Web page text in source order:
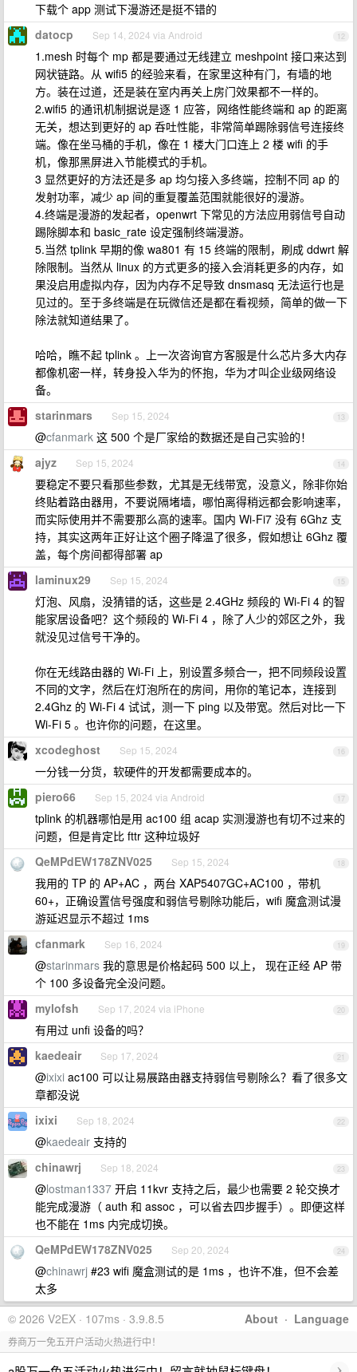
下载个 app 测试下漫游还是挺不错的
12
datocp Sep 14, 2024 via Android
1.mesh 时每个 mp 都是要通过无线建立 meshpoint 接口来达到
网状链路。从 wifi5 的经验来看，在家里这种有门，有墙的地
方。装在过道，还是装在室内再关上房门效果都不一样的。
2.wifi5 的通讯机制据说是逐 1 应答，网络性能终端和 ap 的距离
无关，想达到更好的 ap 呑吐性能，非常简单踢除弱信号连接终
端。像在坐马桶的手机，像在 1 楼大门口连上 2 楼 wifi 的手
机，像那黑屏进入节能模式的手机。
3 显然更好的方法还是多 ap 均匀接入多终端，控制不同 ap 的
发射功率，减少 ap 间的重复覆盖范围就能很好的漫游。
4.终端是漫游的发起者，openwrt 下常见的方法应用弱信号自动
踢除脚本和 basic_rate 设定强制终端漫游。
5.当然 tplink 早期的像 wa801 有 15 终端的限制，刷成 ddwrt 解
除限制。当然从 linux 的方式更多的接入会消耗更多的内存，如
果没启用虚拟内存，因为内存不足导致 dnsmasq 无法运行也是
见过的。至于多终端是在玩微信还是都在看视频，简单的做一下
除法就知道结果了。
哈哈，瞧不起 tplink 。上一次咨询官方客服是什么芯片多大内存
都像机密一样，转身投入华为的怀抱，华为才叫企业级网络设
备。
13
starinmars Sep 15, 2024
@cfanmark 这 500 个是厂家给的数据还是自己实验的！
14
ajyz Sep 15, 2024
要稳定不要只看那些参数，尤其是无线带宽，没意义，除非你始
终贴着路由器用，不要说隔堵墙，哪怕离得稍远都会影响速率，
而实际使用并不需要那么高的速率。国内 Wi-Fi7 没有 6Ghz 支
持，其实这两年正好让这个圈子降温了很多，假如想让 6Ghz 覆
盖，每个房间都得部署 ap
15
laminux29 Sep 15, 2024
灯泡、风扇，没猜错的话，这些是 2.4GHz 频段的 Wi-Fi 4 的智
能家居设备吧？这个频段的 Wi-Fi 4 ，除了人少的郊区之外，我
就没见过信号干净的。
你在无线路由器的 Wi-Fi 上，别设置多频合一，把不同频段设置
不同的文字，然后在灯泡所在的房间，用你的笔记本，连接到
2.4Ghz 的 Wi-Fi 4 试试，测一下 ping 以及带宽。然后对比一下
Wi-Fi 5 。也许你的问题，在这里。
16
xcodeghost Sep 15, 2024
一分钱一分货，软硬件的开发都需要成本的。
17
piero66 Sep 15, 2024 via Android
tplink 的机器哪怕是用 ac100 组 acap 实测漫游也有切不过来的
问题，但是肯定比 fttr 这种垃圾好
18
QeMPdEW178ZNV025 Sep 15, 2024
我用的 TP 的 AP+AC ，两台 XAP5407GC+AC100 ，带机
60+，正确设置信号强度和弱信号剔除功能后，wifi 魔盒测试漫
游延迟显示不超过 1ms
19
cfanmark Sep 16, 2024
@starinmars 我的意思是价格起码 500 以上， 现在正经 AP 带
个 100 多设备完全没问题。
20
mylofsh Sep 17, 2024 via iPhone
有用过 unfi 设备的吗？
21
kaedeair Sep 17, 2024
@ixixi ac100 可以让易展路由器支持弱信号剔除么？看了很多文
章都没说
22
ixixi Sep 18, 2024
@kaedeair 支持的
23
chinawrj Sep 18, 2024
@lostman1337 开启 11kvr 支持之后，最少也需要 2 轮交换才
能完成漫游（ auth 和 assoc ，可以省去四步握手）。即便这样
也不能在 1ms 内完成切换。
24
QeMPdEW178ZNV025 Sep 20, 2024
@chinawrj #23 wifi 魔盒测试的是 1ms ，也许不准，但不会差
太多
About · Language
© 2026 V2EX · 107ms · 3.9.8.5
券商万一免五开户活动火热进行中！